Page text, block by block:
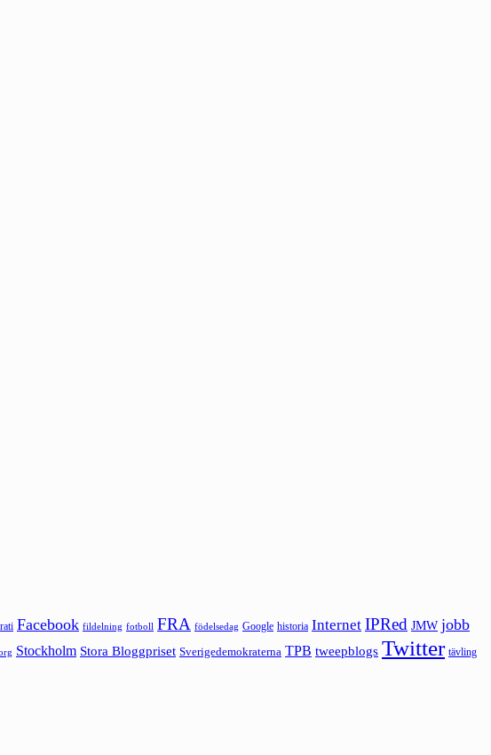
Facebook fildelning fotboll FRA födelsedag Google historia Internet IPRed JMW jobb
Stockholm Stora Bloggpriset Sverigedemokraterna TPB tweepblogs Twitter tävling